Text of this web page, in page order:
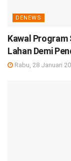
DENEWS
Kawal Program
Lahan Demi
Rabu, 28 Januari